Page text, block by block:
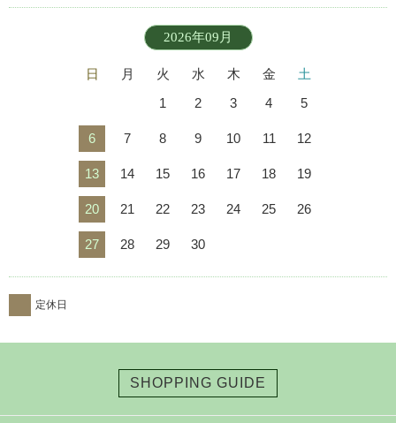
2026年09月
日 月 火 水 木 金
土
1
2 3 4 5
6 7 8 9 10 11 12
13 14 15 16 17 18 19
20 21 22 23 24 25 26
27 28 29 30
定休日
SHOPPING GUIDE